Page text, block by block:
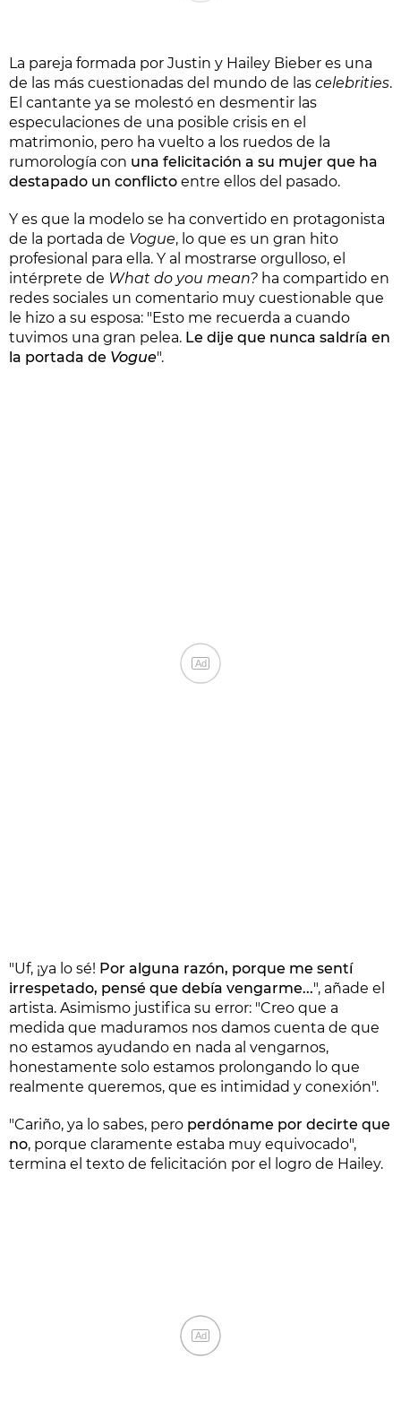
La pareja formada por Justin y Hailey Bieber es una
de las más cuestionadas del mundo de las celebrities.
El cantante ya se molestó en desmentir las
especulaciones de una posible crisis en el
matrimonio, pero ha vuelto a los ruedos de la
rumorología con una felicitación a su mujer que ha
destapado un conflicto entre ellos del pasado.
Y es que la modelo se ha convertido en protagonista
de la portada de Vogue, lo que es un gran hito
profesional para ella. Y al mostrarse orgulloso, el
intérprete de What do you mean? ha compartido en
redes sociales un comentario muy cuestionable que
le hizo a su esposa: "Esto me recuerda a cuando
tuvimos una gran pelea. Le dije que nunca saldría en
la portada de Vogue".
Ad
"Uf, ¡ya lo sé! Por alguna razón, porque me sentí
irrespetado, pensé que debía vengarme...", añade el
artista. Asimismo justifica su error: "Creo que a
medida que maduramos nos damos cuenta de que
no estamos ayudando en nada al vengarnos,
honestamente solo estamos prolongando lo que
realmente queremos, que es intimidad y conexión".
"Cariño, ya lo sabes, pero perdóname por decirte que
no, porque claramente estaba muy equivocado",
termina el texto de felicitación por el logro de Hailey.
Ad